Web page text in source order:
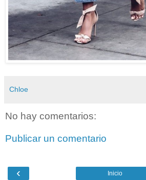
Chloe
No hay comentarios:
Publicar un comentario
‹ Inicio